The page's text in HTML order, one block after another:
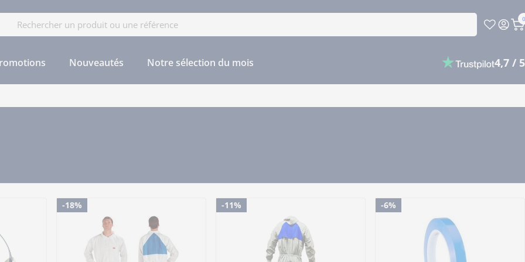
0
Nouveautés Notre sélection du mois 4,7 / 5
-18% -11% -6%